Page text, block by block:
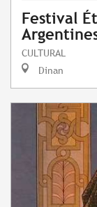
Festival
CULTURAL
Dinan